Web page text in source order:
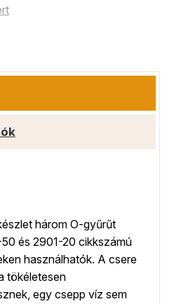
három O-gyűrűt
és 2901-20 cikkszámú
használhatók. A csere
tökéletesen
egy csepp víz sem